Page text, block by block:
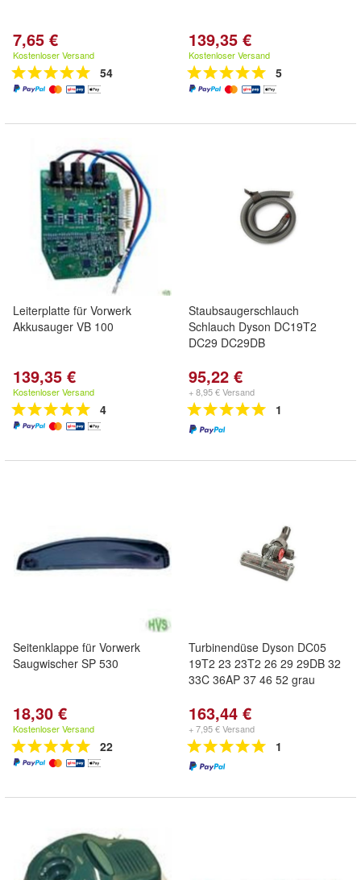
7,65 €
Kostenloser Versand
54
139,35 €
Kostenloser Versand
5
Leiterplatte für Vorwerk
Akkusauger VB 100
139,35 €
Kostenloser Versand
4
Staubsaugerschlauch
Schlauch Dyson DC19T2
DC29 DC29DB
95,22 €
+ 8,95 € Versand
1
Seitenklappe für Vorwerk
Saugwischer SP 530
18,30 €
Kostenloser Versand
22
Turbinendüse Dyson DC05
19T2 23 23T2 26 29 29DB 32
33C 36AP 37 46 52 grau
163,44 €
+ 7,95 € Versand
1